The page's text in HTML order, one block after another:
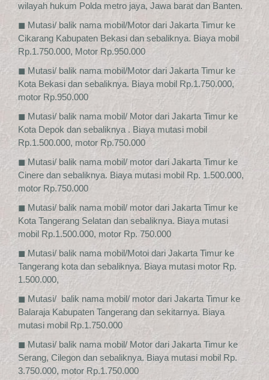
wilayah hukum Polda metro jaya, Jawa barat dan Banten.
◼ Mutasi/ balik nama mobil/Motor dari Jakarta Timur ke
Cikarang Kabupaten Bekasi dan sebaliknya. Biaya mobil
Rp.1.750.000, Motor Rp.950.000
◼ Mutasi/ balik nama mobil/Motor dari Jakarta Timur ke
Kota Bekasi dan sebaliknya. Biaya mobil Rp.1.750.000,
motor Rp.950.000
◼ Mutasi/ balik nama mobil/ Motor dari Jakarta Timur ke
Kota Depok dan sebaliknya . Biaya mutasi mobil
Rp.1.500.000, motor Rp.750.000
◼ Mutasi/ balik nama mobil/ motor dari Jakarta Timur ke
Cinere dan sebaliknya. Biaya mutasi mobil Rp. 1.500.000,
motor Rp.750.000
◼ Mutasi/ balik nama mobil/ motor dari Jakarta Timur ke
Kota Tangerang Selatan dan sebaliknya. Biaya mutasi
mobil Rp.1.500.000, motor Rp. 750.000
◼ Mutasi/ balik nama mobil/Motoi dari Jakarta Timur ke
Tangerang kota dan sebaliknya. Biaya mutasi motor Rp.
1.500.000,
◼ Mutasi/ balik nama mobil/ motor dari Jakarta Timur ke
Balaraja Kabupaten Tangerang dan sekitarnya. Biaya
mutasi mobil Rp.1.750.000
◼ Mutasi/ balik nama mobil/ Motor dari Jakarta Timur ke
Serang, Cilegon dan sebaliknya. Biaya mutasi mobil Rp.
3.750.000, motor Rp.1.750.000